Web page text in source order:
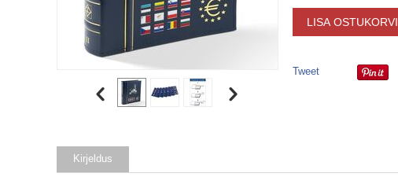
LISA OSTUKORVI
Tweet
Kirjeldus